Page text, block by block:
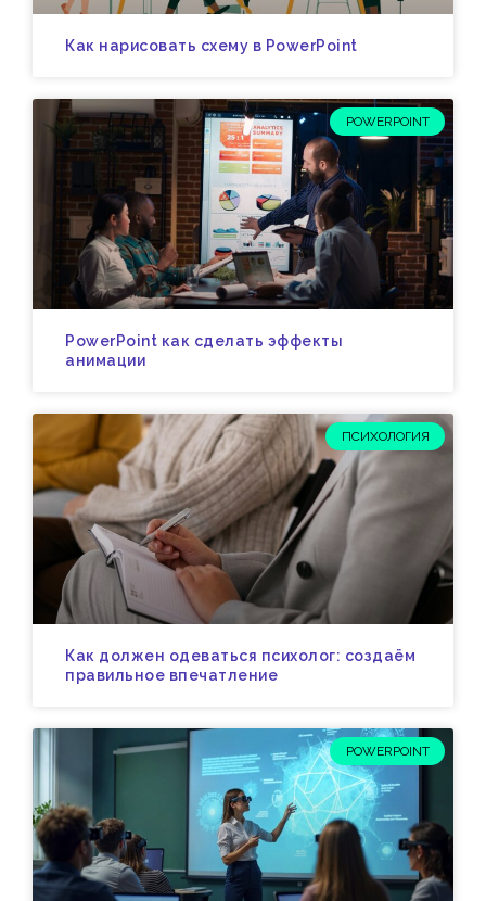
Как нарисовать схему в PowerPoint
POWERPOINT
PowerPoint как сделать эффекты
анимации
ПСИХОЛОГИЯ
Как должен одеваться психолог: создаём
правильное впечатление
POWERPOINT